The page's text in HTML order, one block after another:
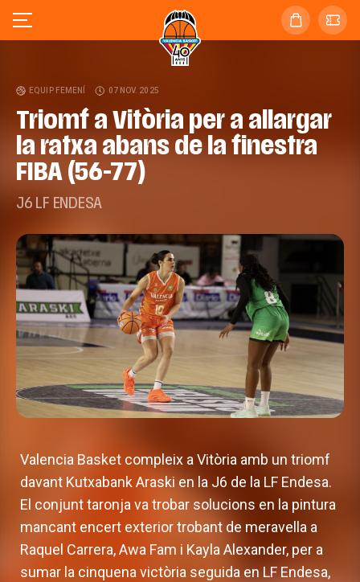
EQUIP FEMENÍ 07 NOV. 2025
Triomf a Vitòria per a allargar
la ratxa abans de la finestra
FIBA (56-77)
J6 LF ENDESA
Valencia Basket compleix a Vitòria amb un triomf
davant Kutxabank Araski en la J6 de la LF Endesa.
El conjunt taronja va trobar solucions en la pintura
mancant encert exterior trobant de meravella a
Raquel Carrera, Awa Fam i Kayla Alexander, per a
sumar la cinquena victòria seguida en LF Endesa,